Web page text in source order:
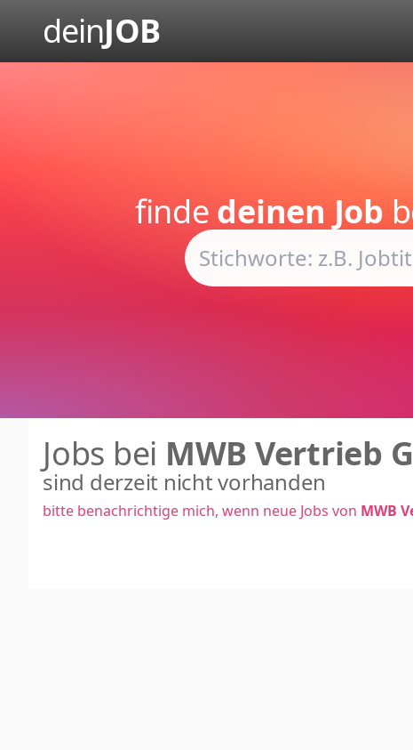
deinJOB
finde deinen Job
Jobs bei MWB Vertrieb
sind derzeit nicht vorhanden
bitte benachrichtige mich, wenn neue Jobs von MWB